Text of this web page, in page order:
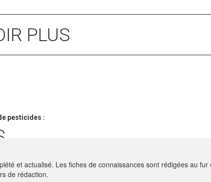
PLUS
pesticides :
et actualisé. Les fiches de connaissances sont rédigées au
de rédaction.